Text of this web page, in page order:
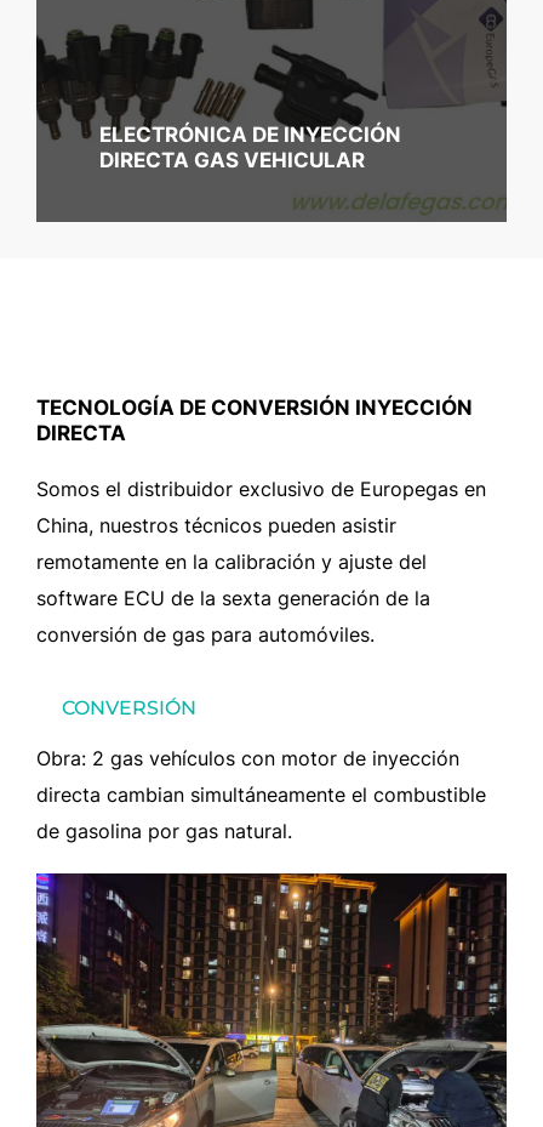
ELECTRÓNICA DE INYECCIÓN
DIRECTA GAS VEHICULAR
TECNOLOGÍA DE CONVERSIÓN INYECCIÓN
DIRECTA
Somos el distribuidor exclusivo de Europegas en
China, nuestros técnicos pueden asistir
remotamente en la calibración y ajuste del
software ECU de la sexta generación de la
conversión de gas para automóviles.
CONVERSIÓN
Obra: 2 gas vehículos con motor de inyección
directa cambian simultáneamente el combustible
de gasolina por gas natural.